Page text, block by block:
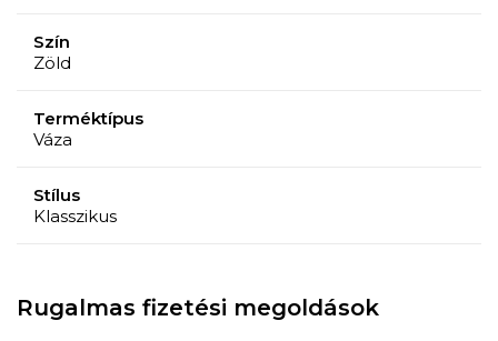
Szín
Zöld
Terméktípus
Váza
Stílus
Klasszikus
Rugalmas fizetési megoldások